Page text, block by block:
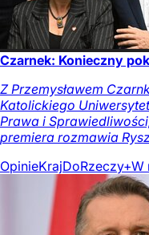
Czarnek: Konieczny
Z Przemysławem
Katolickiego
Prawa i
premiera rozmawia
OpinieKrajDoRzeczy+W